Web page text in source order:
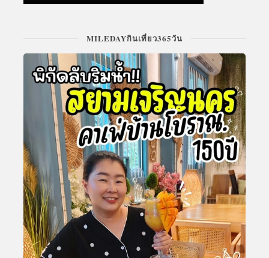
MILEDAYกินเที่ยว365วัน